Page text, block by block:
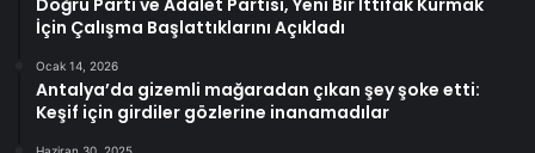
İçin Çalışma Başlattıklarını Açıkladı
Ocak 14, 2026
Antalya’da gizemli mağaradan çıkan şey şoke etti:
Keşif için girdiler gözlerine inanamadılar
Haziran 30, 2025